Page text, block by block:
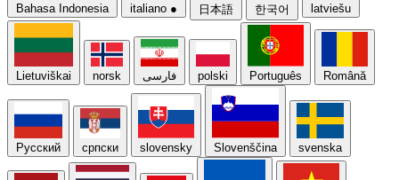
Bahasa Indonesia italiano ● 日本語 한국어 latviešu
Lietuviškai norsk فارسی polski Português Română
Русский српски slovensky Slovenščina svenska